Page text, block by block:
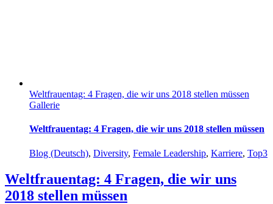
Weltfrauentag: 4 Fragen, die wir uns 2018 stellen müssen
Gallerie
Weltfrauentag: 4 Fragen, die wir uns 2018 stellen müssen
Blog (Deutsch), Diversity, Female Leadership, Karriere, Top3
Weltfrauentag: 4 Fragen, die wir uns
2018 stellen müssen